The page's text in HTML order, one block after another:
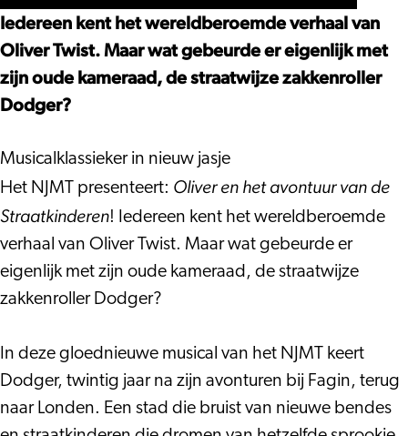
van
de
straatkinderen
Nationaal
Jeugd
Musical
Theater
het
avontuur
van
(8+)
–
Nationaal
Jeugd
Musical
Theater
Iedereen kent het wereldberoemde verhaal van
Oliver Twist. Maar wat gebeurde er eigenlijk met
zijn oude kameraad, de straatwijze zakkenroller
Dodger?
Musicalklassieker in nieuw jasje
Het NJMT presenteert: Oliver en het avontuur van de
Straatkinderen! Iedereen kent het wereldberoemde
verhaal van Oliver Twist. Maar wat gebeurde er
eigenlijk met zijn oude kameraad, de straatwijze
zakkenroller Dodger?
In deze gloednieuwe musical van het NJMT keert
Dodger, twintig jaar na zijn avonturen bij Fagin, terug
naar Londen. Een stad die bruist van nieuwe bendes